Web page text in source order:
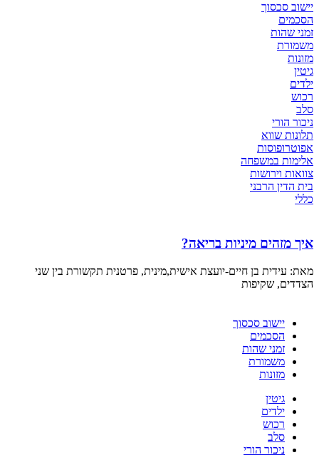
יישוב סכסוך
הסכמים
זמני שהות
משמורת
מזונות
גיטין
ילדים
רכוש
סלב
ניכור הורי
תלונות שווא
אפוטרופוסות
אלימות במשפחה
צוואות וירושות
בית הדין הרבני
כללי
איך מזהים מיניות בריאה?
מאת: עידית בן חיים-יועצת אישית,מינית, פרטנית תקשורת בין שני
הצדדים, שקיפות
יישוב סכסוך
הסכמים
זמני שהות
משמורת
מזונות
גיטין
ילדים
רכוש
סלב
ניכור הורי